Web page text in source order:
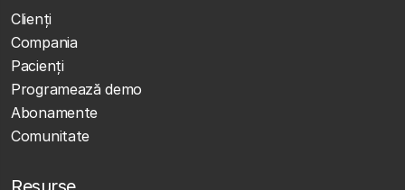
Clienţi
Compania
Pacienți
Programează demo
Abonamente
Comunitate